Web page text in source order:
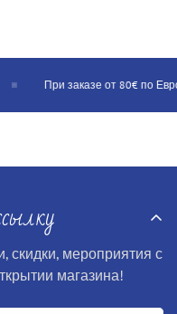
При заказе от 80€ по
скидки, мероприятия с
магазина!